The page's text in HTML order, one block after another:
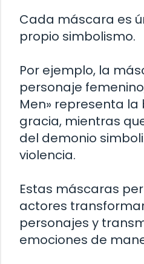
Cada máscara es
propio simbolismo.
Por ejemplo, la
personaje
Men» representa la
gracia, mientras
del demonio
violencia.
Estas máscaras
actores
personajes y
emociones de